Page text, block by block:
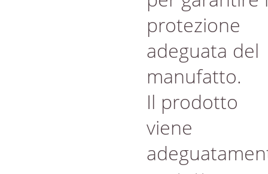
protezione
adeguata del
manufatto.
Il prodotto
viene